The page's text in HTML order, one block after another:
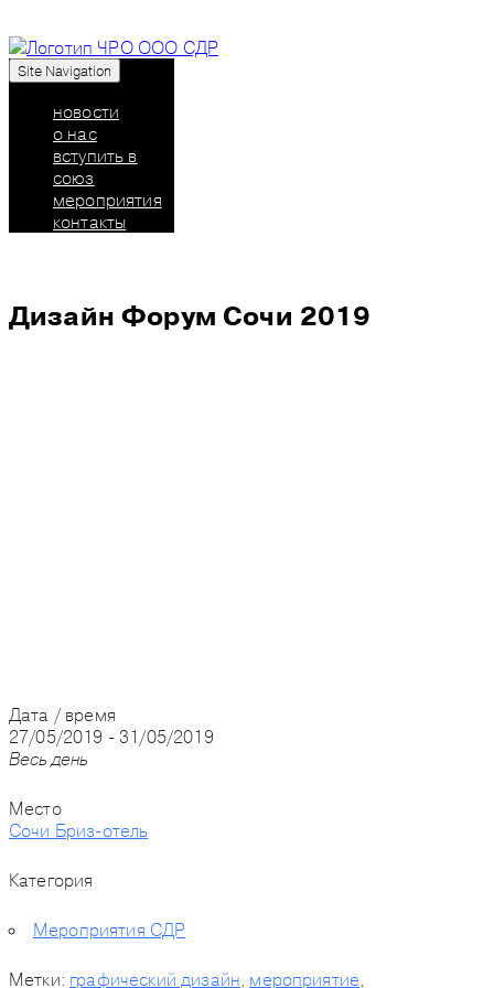
Союз дизайнеров России: челябинское
региональное отделение
Site Navigation
новости
о нас
вступить в
союз
мероприятия
контакты
Дизайн Форум Сочи 2019
Дата / время
27/05/2019 - 31/05/2019
Весь день
Место
Сочи Бриз-отель
Категория
Мероприятия СДР
Метки: графический дизайн мероприятие